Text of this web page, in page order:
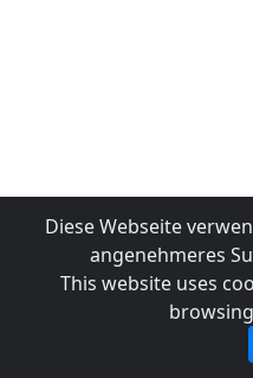
Diese Webseite
angenehmeres
This website uses